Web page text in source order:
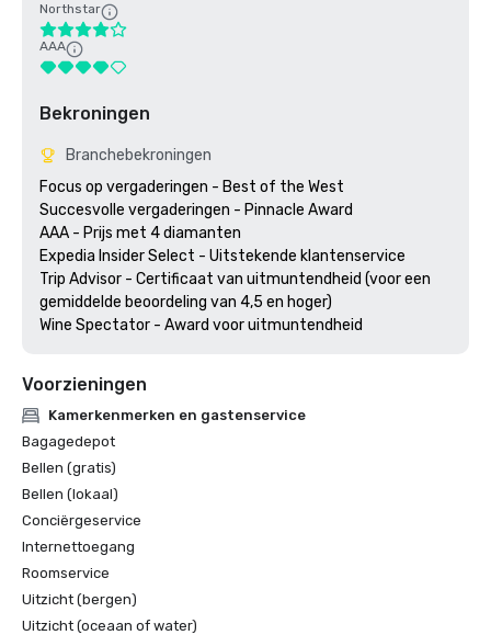
Northstar
AAA
Bekroningen
Branchebekroningen
Focus op vergaderingen - Best of the West
Succesvolle vergaderingen - Pinnacle Award
AAA - Prijs met 4 diamanten
Expedia Insider Select - Uitstekende klantenservice
Trip Advisor - Certificaat van uitmuntendheid (voor een
gemiddelde beoordeling van 4,5 en hoger)
Wine Spectator - Award voor uitmuntendheid
Voorzieningen
Kamerkenmerken en gastenservice
Bagagedepot
Bellen (gratis)
Bellen (lokaal)
Conciërgeservice
Internettoegang
Roomservice
Uitzicht (bergen)
Uitzicht (oceaan of water)